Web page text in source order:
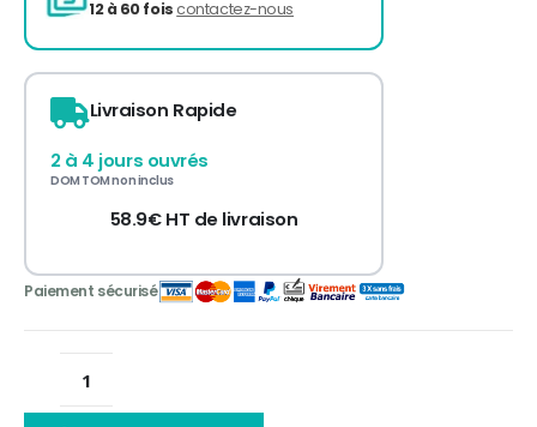
12 à 60 foiscontactez-nous
Livraison Rapide
2 à 4 jours ouvrés
DOM TOM non inclus
58.9€ HT de livraison